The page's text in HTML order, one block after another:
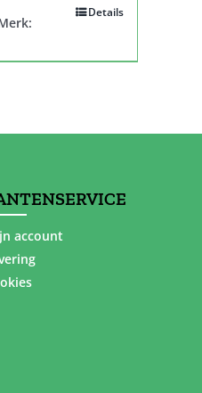
Details
account